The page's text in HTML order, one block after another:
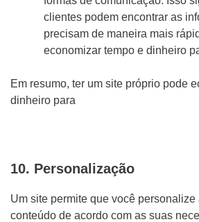
clientes podem encontrar as
precisam de maneira mais
economizar tempo e dinheiro
Em resumo, ter um site próprio pode
dinheiro para
10. Personalização
Um site permite que você
conteúdo de acordo com as suas